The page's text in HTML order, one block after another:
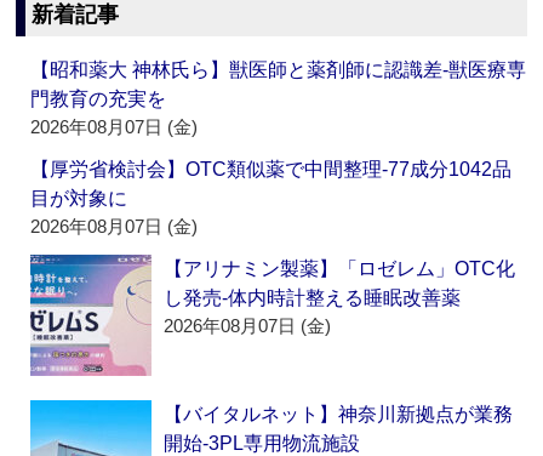
新着記事
【昭和薬大 神林氏ら】獣医師と薬剤師に認識差‐獣医療専
門教育の充実を
2026年08月07日 (金)
【厚労省検討会】OTC類似薬で中間整理‐77成分1042品
目が対象に
2026年08月07日 (金)
【アリナミン製薬】「ロゼレム」OTC化
し発売‐体内時計整える睡眠改善薬
2026年08月07日 (金)
【バイタルネット】神奈川新拠点が業務
開始‐3PL専用物流施設